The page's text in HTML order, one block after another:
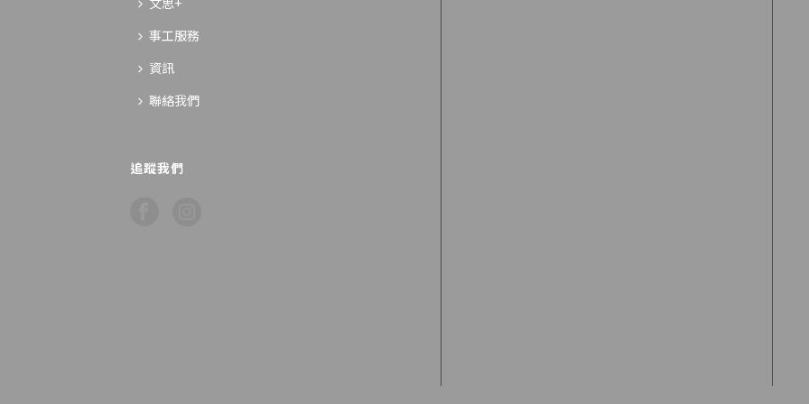
事工服務
資訊
聯絡我們
追蹤我們